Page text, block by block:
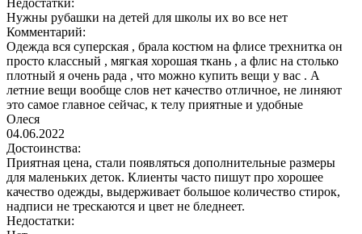
Нужны рубашки на детей для школы их во все нет
Комментарий:
Одежда вся суперская , брала костюм на флисе трехнитка он
просто классный , мягкая хорошая ткань , а флис на столько
плотный я очень рада , что можно купить вещи у вас . А
летние вещи вообще слов нет качество отличное, не линяют
это самое главное сейчас, к телу приятные и удобные
Олеся
04.06.2022
Достоинства:
Приятная цена, стали появляться дополнительные размеры
для маленьких деток. Клиенты часто пишут про хорошее
качество одежды, выдерживает большое количество стирок,
надписи не трескаются и цвет не бледнеет.
Недостатки: